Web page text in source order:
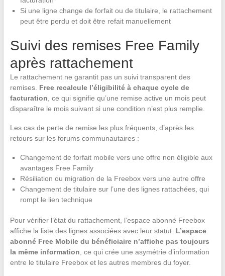
Si une ligne change de forfait ou de titulaire, le rattachement
peut être perdu et doit être refait manuellement
Suivi des remises Free Family
après rattachement
Le rattachement ne garantit pas un suivi transparent des
remises. Free recalcule l’éligibilité à chaque cycle de
facturation , ce qui signifie qu’une remise active un mois peut
disparaître le mois suivant si une condition n’est plus remplie.
Les cas de perte de remise les plus fréquents, d’après les
retours sur les forums communautaires :
Changement de forfait mobile vers une offre non éligible aux
avantages Free Family
Résiliation ou migration de la Freebox vers une autre offre
Changement de titulaire sur l’une des lignes rattachées, qui
rompt le lien technique
Pour vérifier l’état du rattachement, l’espace abonné Freebox
affiche la liste des lignes associées avec leur statut. L’espace
abonné Free Mobile du bénéficiaire n’affiche pas toujours
la même information , ce qui crée une asymétrie d’information
entre le titulaire Freebox et les autres membres du foyer.